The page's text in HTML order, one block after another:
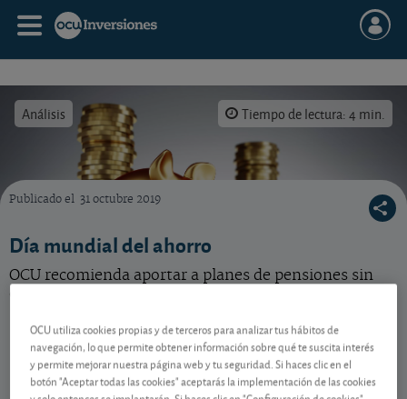
Análisis Tiempo de lectura: 4 min.
Encontrar el mejor depósito a plazo para su caso concreto es muy sencillo con
Publicado el 31 octubre 2019
Día mundial del ahorro
OCU recomienda aportar a planes de pensiones sin
OCU utiliza cookies propias y de terceros para analizar tus hábitos de
navegación, lo que permite obtener información sobre qué te suscita interés
y permite mejorar nuestra página web y tu seguridad. Si haces clic en el
botón "Aceptar todas las cookies" aceptarás la implementación de las cookies